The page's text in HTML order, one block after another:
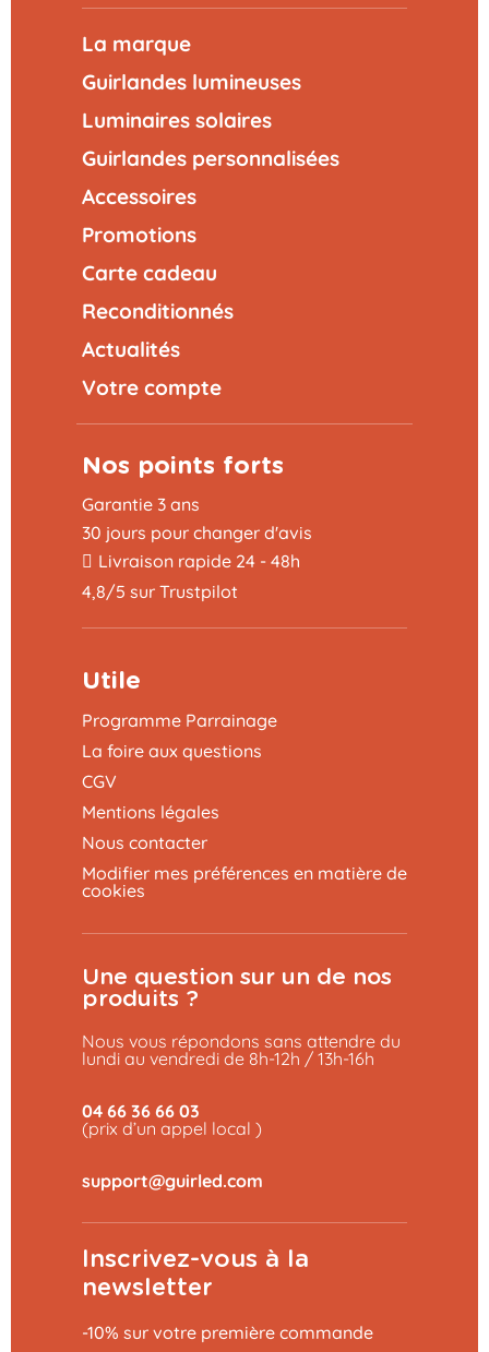
La marque
Guirlandes lumineuses
Luminaires solaires
Guirlandes personnalisées
Accessoires
Promotions
Carte cadeau
Reconditionnés
Actualités
Votre compte
Nos points forts
Garantie 3 ans
30 jours pour changer d'avis
Livraison rapide 24 - 48h
4,8/5 sur Trustpilot
Utile
Programme Parrainage
La foire aux questions
CGV
Mentions légales
Nous contacter
Modifier mes préférences en matière de
cookies
Une question sur un de nos
produits ?
Nous vous répondons sans attendre du
lundi au vendredi de 8h-12h / 13h-16h
04 66 36 66 03
(prix d’un appel local )
Inscrivez-vous à la
newsletter
-10% sur votre première commande